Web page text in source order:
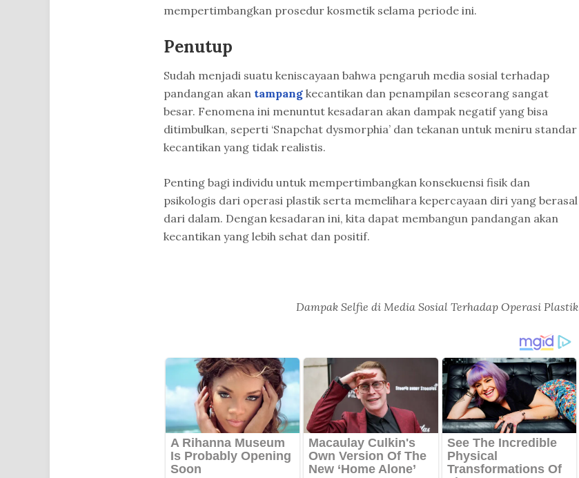
mempertimbangkan prosedur kosmetik selama periode ini.
Penutup
Sudah menjadi suatu keniscayaan bahwa pengaruh media sosial terhadap
pandangan akan tampangkecantikan dan penampilan seseorang sangat
besar. Fenomena ini menuntut kesadaran akan dampak negatif yang bisa
ditimbulkan, seperti ‘Snapchat dysmorphia’ dan tekanan untuk meniru standar
kecantikan yang tidak realistis.
Penting bagi individu untuk mempertimbangkan konsekuensi fisik dan
psikologis dari operasi plastik serta memelihara kepercayaan diri yang berasal
dari dalam. Dengan kesadaran ini, kita dapat membangun pandangan akan
kecantikan yang lebih sehat dan positif.
Dampak Selfie di Media Sosial Terhadap Operasi Plastik